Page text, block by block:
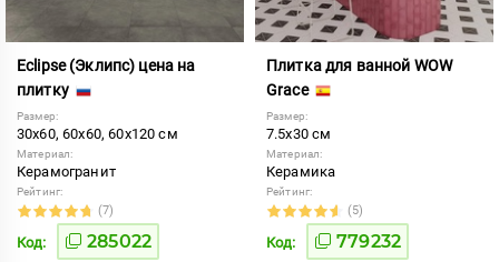
Eclipse (Эклипс) цена на
плитку
Размер:
30x60, 60x60, 60x120 см
Материал:
Керамогранит
Рейтинг:
(7)
Код: 285022
Плитка для ванной WOW
Grace
Размер:
7.5x30 см
Материал:
Керамика
Рейтинг:
(5)
Код: 779232